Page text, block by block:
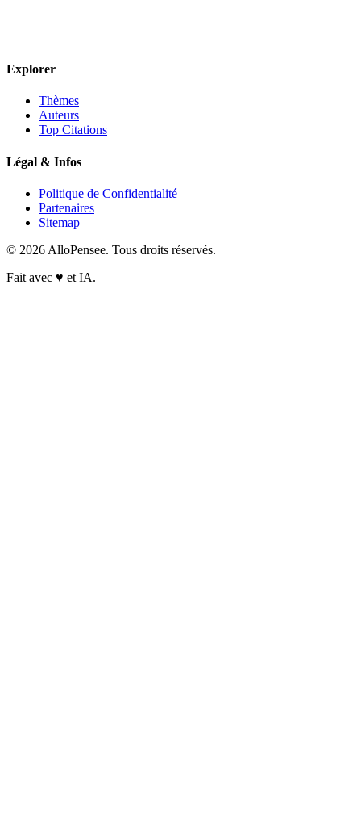
Explorer
Thèmes
Auteurs
Top Citations
Légal & Infos
Politique de Confidentialité
Partenaires
Sitemap
© 2026 AlloPensee. Tous droits réservés.
Fait avec ♥ et IA.